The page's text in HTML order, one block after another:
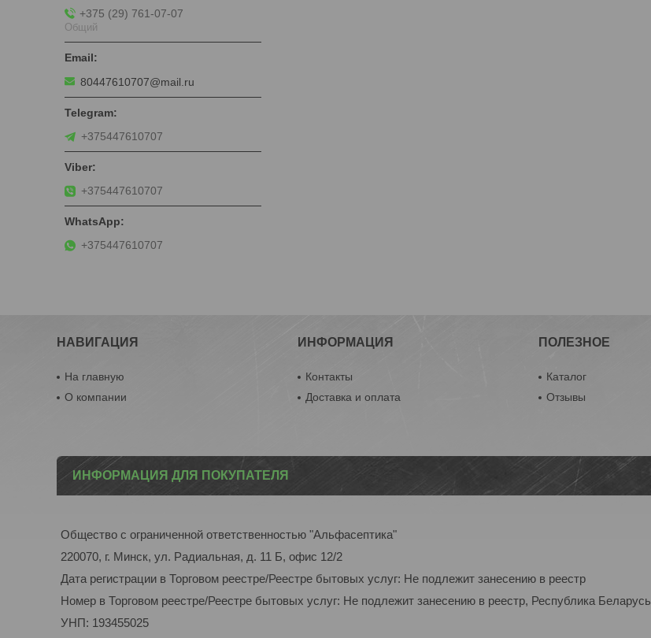
+375 (29) 761-07-07
Общий
80447610707@mail.ru
+375447610707
+375447610707
+375447610707
НАВИГАЦИЯ
На главную
О компании
ИНФОРМАЦИЯ
Контакты
Доставка и оплата
ПОЛЕЗНОЕ
Каталог
Отзывы
ИНФОРМАЦИЯ ДЛЯ ПОКУПАТЕЛЯ
Общество с ограниченной ответственностью "Альфасептика"
220070, г. Минск, ул. Радиальная, д. 11 Б, офис 12/2
Дата регистрации в Торговом реестре/Реестре бытовых услуг: Не подлежит занесению в реестр
Номер в Торговом реестре/Реестре бытовых услуг: Не подлежит занесению в реестр, Республика Беларусь
УНП: 193455025